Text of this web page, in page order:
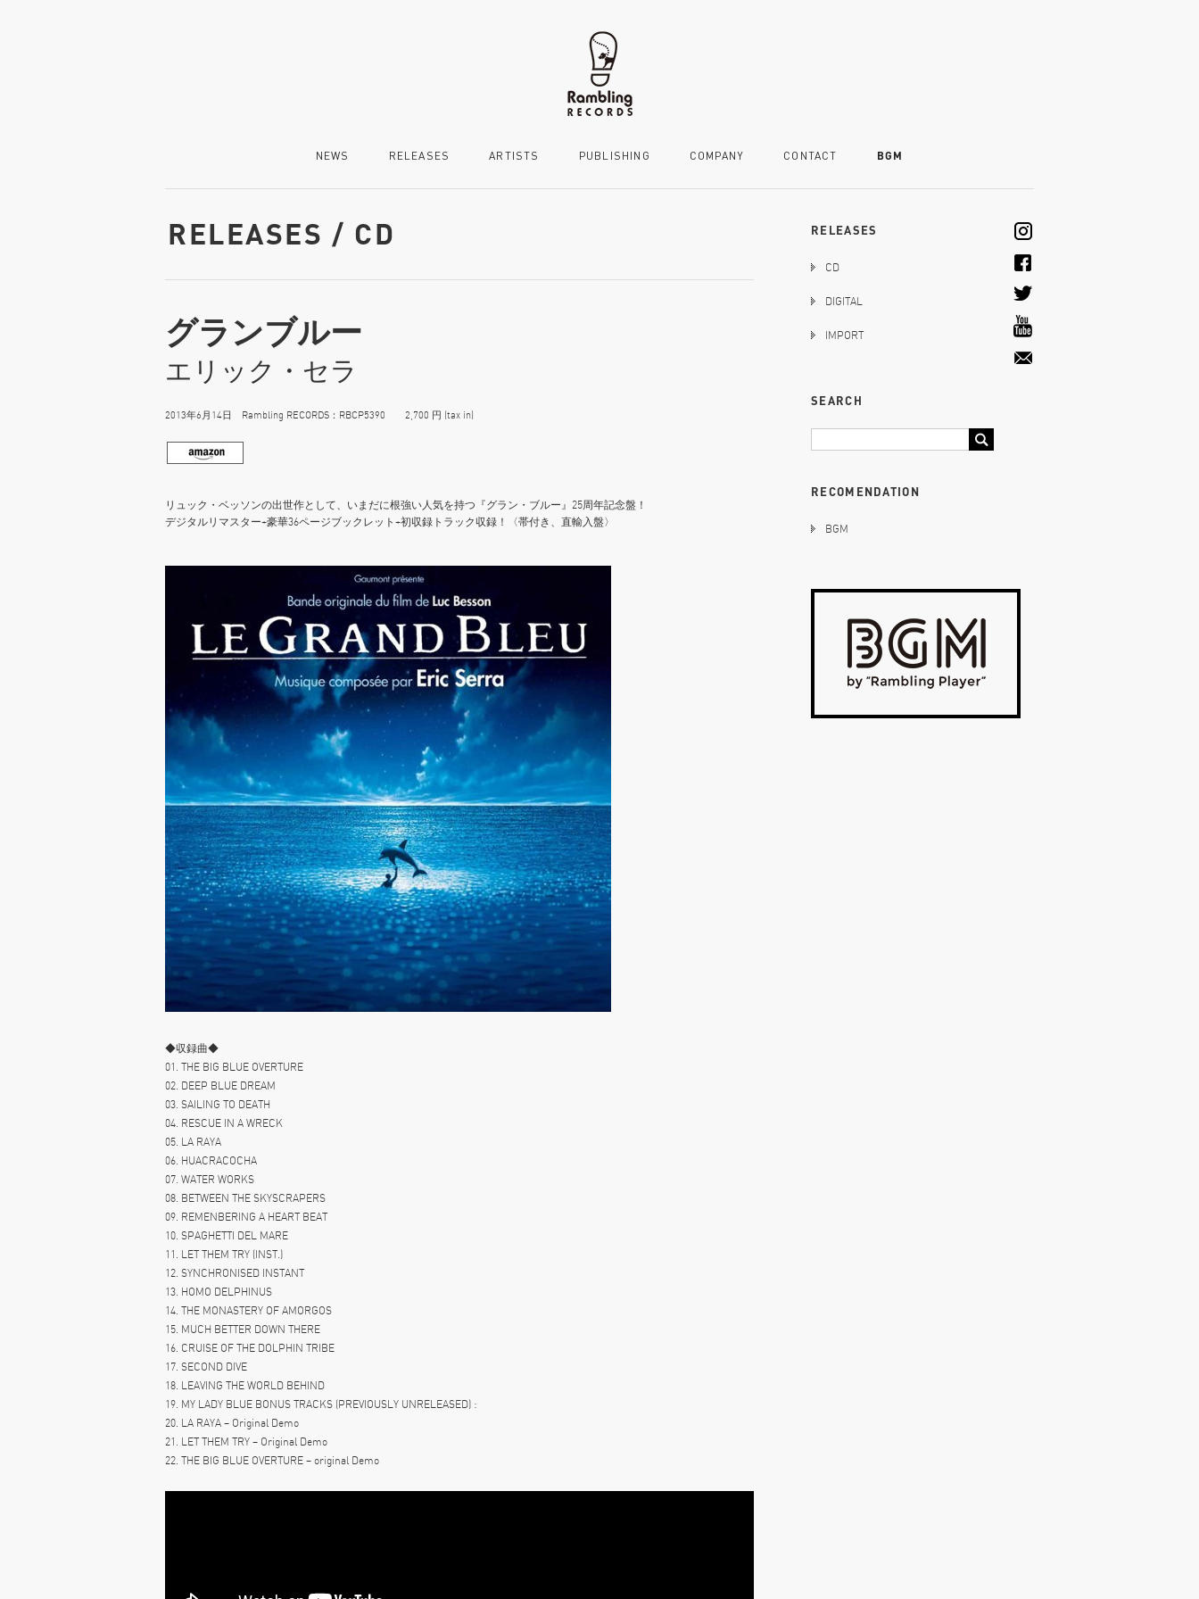
NEWS RELEASES ARTISTS PUBLISHING COMPANY CONTACT BGM
RELEASES / CD
グランブルー
エリック・セラ
2013年6月14日 Rambling RECORDS：RBCP5390 2,700 円 (tax in)
リュック・ベッソンの出世作として、いまだに根強い人気を持つ『グラン・ブルー』25周年記念盤！
デジタルリマスター+豪華36ページブックレット+初収録トラック収録！〈帯付き、直輸入盤〉
◆収録曲◆
01. THE BIG BLUE OVERTURE
02. DEEP BLUE DREAM
03. SAILING TO DEATH
04. RESCUE IN A WRECK
05. LA RAYA
06. HUACRACOCHA
07. WATER WORKS
08. BETWEEN THE SKYSCRAPERS
09. REMENBERING A HEART BEAT
10. SPAGHETTI DEL MARE
11. LET THEM TRY (INST.)
12. SYNCHRONISED INSTANT
13. HOMO DELPHINUS
14. THE MONASTERY OF AMORGOS
15. MUCH BETTER DOWN THERE
16. CRUISE OF THE DOLPHIN TRIBE
17. SECOND DIVE
18. LEAVING THE WORLD BEHIND
19. MY LADY BLUE BONUS TRACKS (PREVIOUSLY UNRELEASED) :
20. LA RAYA – Original Demo
21. LET THEM TRY – Original Demo
22. THE BIG BLUE OVERTURE – original Demo
RELEASES
CD
DIGITAL
IMPORT
SEARCH
RECOMENDATION
BGM